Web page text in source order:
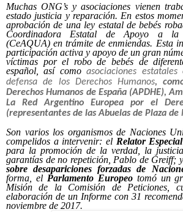
Muchas ONG’s y asociaciones vienen
estado justicia y reparación. En estos
aprobación de una ley estatal de bebés
Coordinadora Estatal de Apoyo a la
(CeAQUA) en trámite de enmiendas. Esta
participación activa y apoyo de un gran
víctimas por el robo de bebés de
español, así comoasociaciones
defensa de los Derechos Humanos,
Derechos Humanos de España(APDHE),
La Red Argentino Europea por el
(representantes de las Abuelas de Plaza de
Son varios los organismos de Naciones
compelidos a intervenir: el Relator
para la promoción de la verdad, la
garantías de no repetición, Pablo de Greiff;
sobre desapariciones forzadas de
forma, el Parlamento Europeo tomó un
Misión de la Comisión de Peticiones,
elaboración de un Informe con 31
noviembre de 2017.